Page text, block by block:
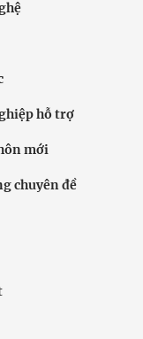
hỗ trợ
mới
chuyên đề